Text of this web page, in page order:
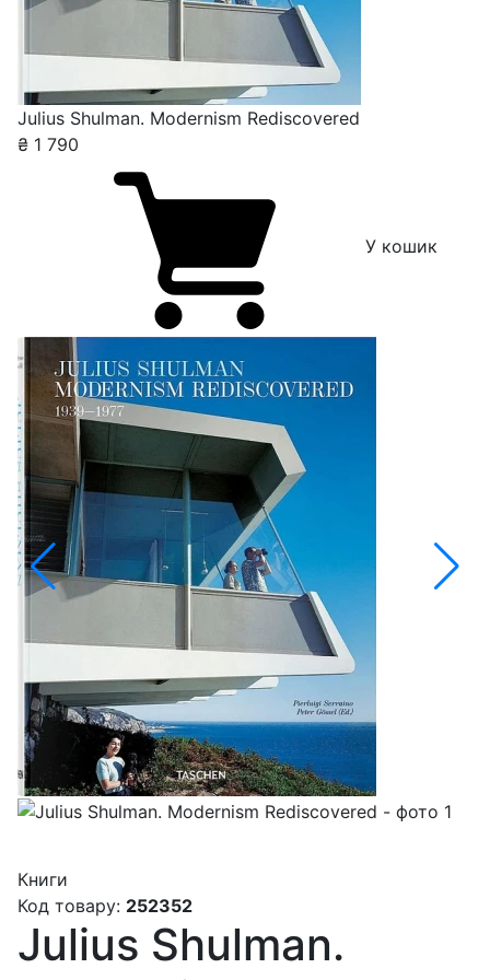
Julius Shulman. Modernism Rediscovered
₴ 1 790
У кошик
Книги
Код товару: 252352
Julius Shulman.